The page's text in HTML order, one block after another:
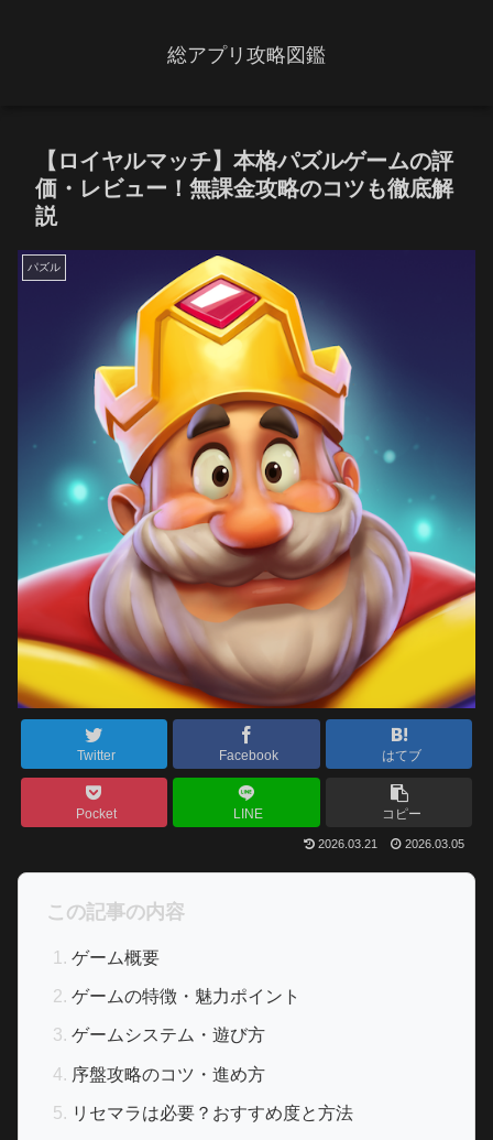
総アプリ攻略図鑑
【ロイヤルマッチ】本格パズルゲームの評
価・レビュー！無課金攻略のコツも徹底解
説
パズル
Twitter Facebook はてブ
Pocket LINE コピー
2026.03.21 2026.03.05
この記事の内容
ゲーム概要
ゲームの特徴・魅力ポイント
ゲームシステム・遊び方
序盤攻略のコツ・進め方
リセマラは必要？おすすめ度と方法